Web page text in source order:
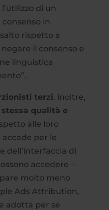
di un
in
rispetto a
il consenso e
linguistica
terzi, inoltre,
qualità e
alle loro
per le
dell’interfaccia di
accedere –
molto meno
Ads Attribution,
adotta per se